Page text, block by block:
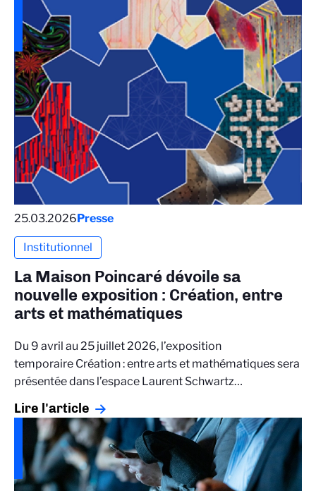
25.03.2026Presse
Institutionnel
La Maison Poincaré dévoile sa
nouvelle exposition : Création, entre
arts et mathématiques
Du 9 avril au 25 juillet 2026, l’exposition
temporaire Création : entre arts et mathématiques sera
présentée dans l’espace Laurent Schwartz…
Lire l'article